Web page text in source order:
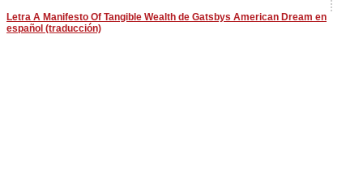
Letra A Manifesto Of Tangible Wealth de Gatsbys American Dream en
español (traducción)